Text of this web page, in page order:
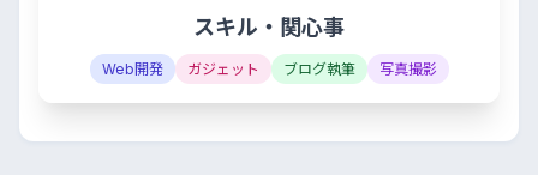
スキル・関心事
Web開発 ガジェット ブログ執筆 写真撮影